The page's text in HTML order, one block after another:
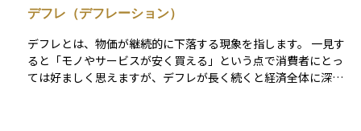
ば、海外資産の評価額が増減した理由を、投資対象そのものの
きかった、というケースは典型的です。 誤解されやすい点とし
て、「為替は短期売買を行う人だけが意識すればよい」という
思い込みがあります。しかし、為替は取引頻度に関係なく、外
金利の動き、世界情勢などさまざまな要因によって影響を受け
ます。投資を行う上では、相場の動きを把握し、どのタイミン
グで売買するかを考えることが重要になります。
デフレ（デフレーション）
デフレとは、物価が継続的に下落する現象を指します。 一見す
ると「モノやサービスが安く買える」という点で消費者にとっ
ては好ましく思えますが、デフレが長く続くと経済全体に深刻